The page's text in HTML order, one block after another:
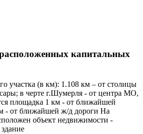
капитальных
участка (в км): 1.108 км – от столицы
в черте г.Шумерля - от центра МО,
площадка 1 км - от ближайшей
- от ближайшей ж/д дороги На
объект недвижимости -